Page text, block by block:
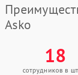
Asko
18
сотрудников в